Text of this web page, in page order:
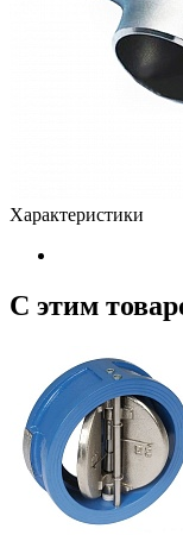
Характеристики
С этим